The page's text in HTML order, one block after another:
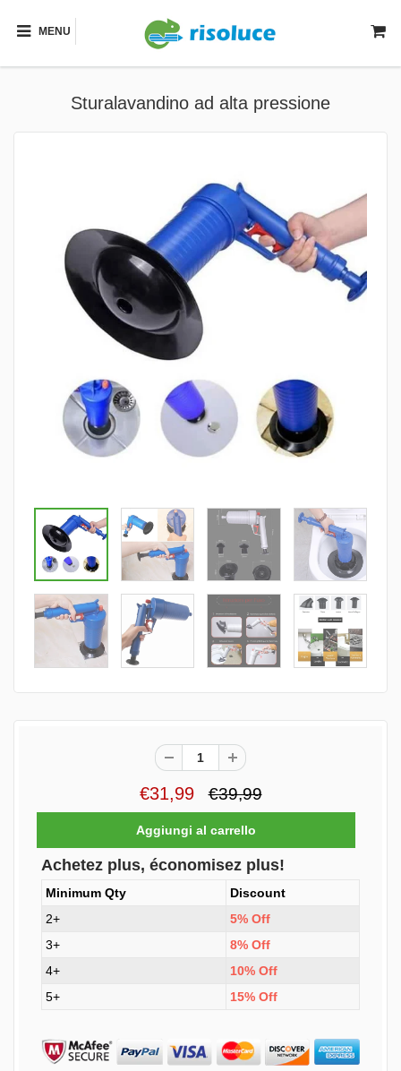
MENU
Sturalavandino ad alta pressione
€31,99 €39,99
Achetez plus, économisez plus!
Minimum Qty
Discount
2+
5% Off
3+
8% Off
4+
10% Off
5+
15% Off